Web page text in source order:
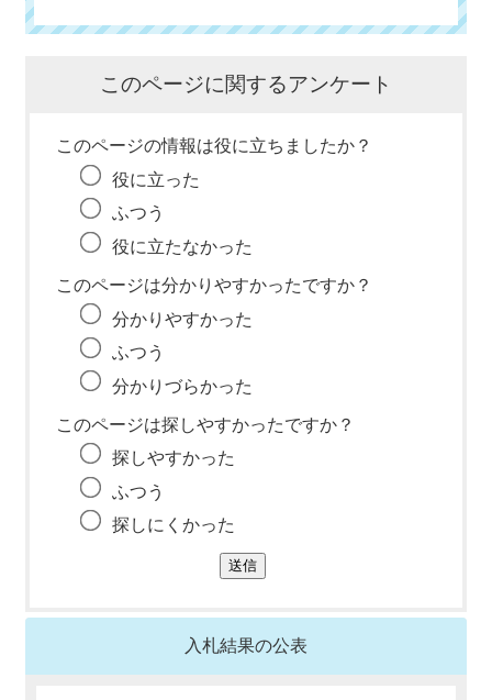
このページに関するアンケート
このページの情報は役に立ちましたか？
役に立った
ふつう
役に立たなかった
このページは分かりやすかったですか？
分かりやすかった
ふつう
分かりづらかった
このページは探しやすかったですか？
探しやすかった
ふつう
探しにくかった
入札結果の公表